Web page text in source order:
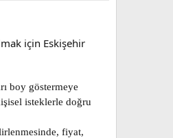
için Eskişehir
boy göstermeye
isteklerle doğru
fiyat,